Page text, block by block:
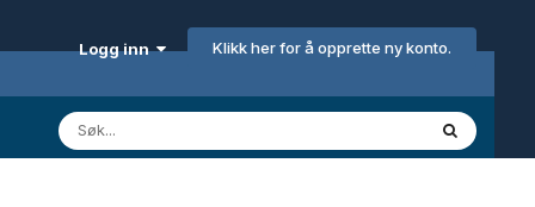
Logg inn Klikk her for å opprette ny konto.